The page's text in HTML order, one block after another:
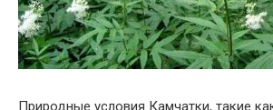
Природные условия Камчатки, такие